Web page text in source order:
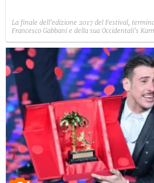
La finale dell'edizione 2017 del Festival,
Francesco Gabbani e della sua Occidentali's
migliore finale del triennio diretto e condotto